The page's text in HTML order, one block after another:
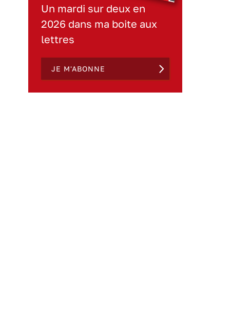
Un mardi sur deux en
2026 dans ma boite aux
lettres
JE M'ABONNE